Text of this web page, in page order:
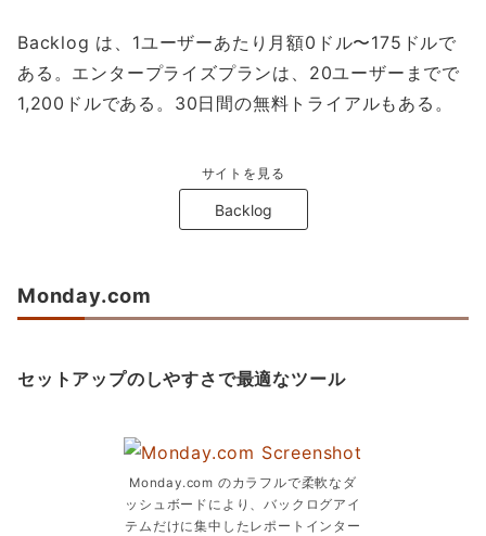
Backlog は、1ユーザーあたり月額0ドル〜175ドルで
ある。エンタープライズプランは、20ユーザーまでで
1,200ドルである。30日間の無料トライアルもある。
サイトを見る
Backlog
Monday.com
セットアップのしやすさで最適なツール
Monday.com のカラフルで柔軟なダ
ッシュボードにより、バックログアイ
テムだけに集中したレポートインター